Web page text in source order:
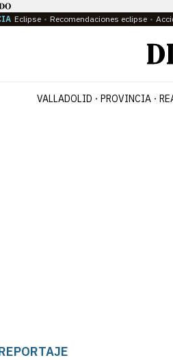
Eclipse Recomendaciones eclipse
VALLADOLID PROVINCIA